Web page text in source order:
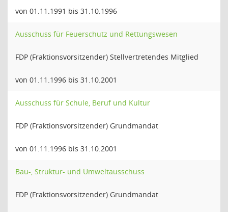
von 01.11.1991 bis 31.10.1996
Ausschuss für Feuerschutz und Rettungswesen
FDP (Fraktionsvorsitzender) Stellvertretendes Mitglied
von 01.11.1996 bis 31.10.2001
Ausschuss für Schule, Beruf und Kultur
FDP (Fraktionsvorsitzender) Grundmandat
von 01.11.1996 bis 31.10.2001
Bau-, Struktur- und Umweltausschuss
FDP (Fraktionsvorsitzender) Grundmandat